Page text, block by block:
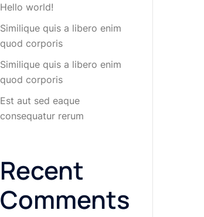
Hello world!
Similique quis a libero enim
quod corporis
Similique quis a libero enim
quod corporis
Est aut sed eaque
consequatur rerum
Recent
Comments